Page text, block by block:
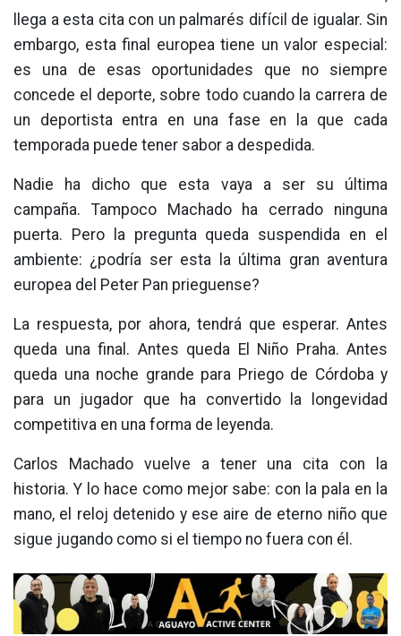
llega a esta cita con un palmarés difícil de igualar. Sin
embargo, esta final europea tiene un valor especial:
es una de esas oportunidades que no siempre
concede el deporte, sobre todo cuando la carrera de
un deportista entra en una fase en la que cada
temporada puede tener sabor a despedida.
Nadie ha dicho que esta vaya a ser su última
campaña. Tampoco Machado ha cerrado ninguna
puerta. Pero la pregunta queda suspendida en el
ambiente: ¿podría ser esta la última gran aventura
europea del Peter Pan prieguense?
La respuesta, por ahora, tendrá que esperar. Antes
queda una final. Antes queda El Niño Praha. Antes
queda una noche grande para Priego de Córdoba y
para un jugador que ha convertido la longevidad
competitiva en una forma de leyenda.
Carlos Machado vuelve a tener una cita con la
historia. Y lo hace como mejor sabe: con la pala en la
mano, el reloj detenido y ese aire de eterno niño que
sigue jugando como si el tiempo no fuera con él.